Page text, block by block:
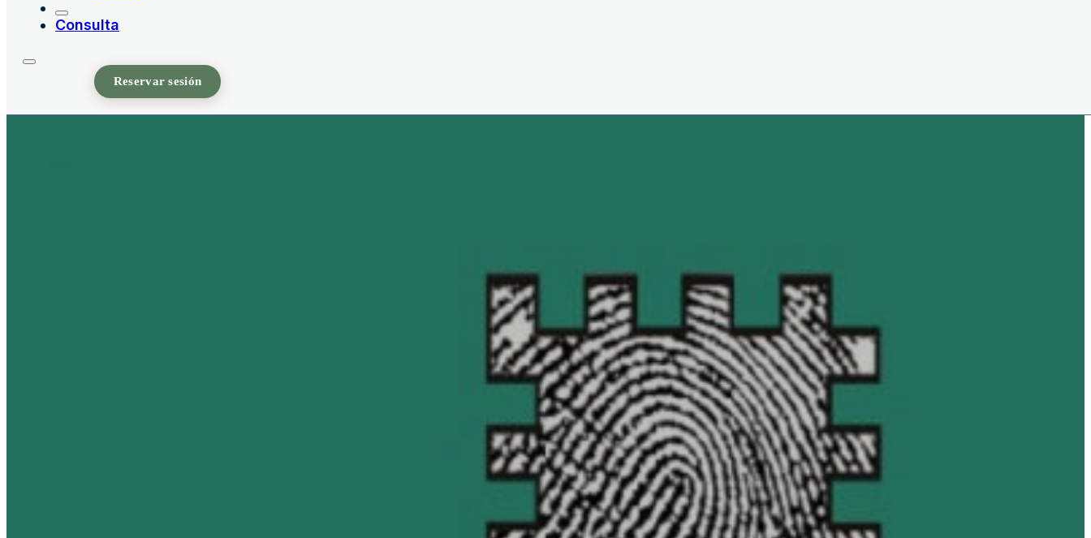
Consulta
Reservar sesión